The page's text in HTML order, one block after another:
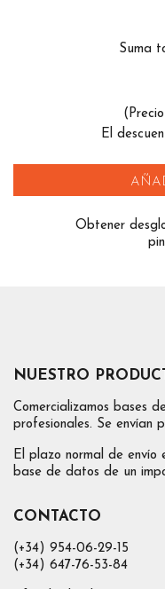
Suma
El
Obtener
NUESTRO
Comercializamos bases
profesionales. Se envían
El plazo normal de envío
base de datos de un
CONTACTO
(+34) 954-06-29-15
(+34) 647-76-53-84